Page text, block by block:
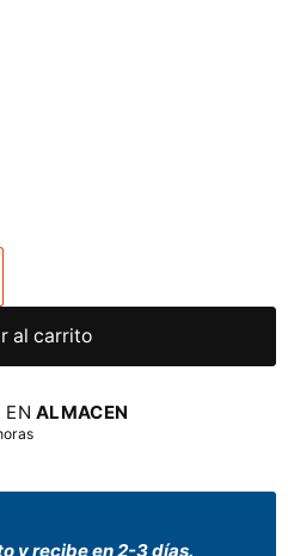
al carrito
ENALMACEN
y recibe en 2-3 días.